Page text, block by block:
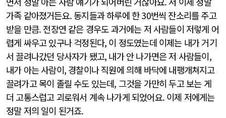
가족 같아졌거든요. 동지들과 하루에 한 30번씩 잔소리를 주고
받을 만큼. 전장연 같은 경우도 과거에는 저 사람들이 저렇게 어
렵게 싸우고 있구나 걱정된다, 이 정도였는데 이제는 내가 거기
서 끌려나갔던 당사자가 됐고, 내가 안 나가면은 저 사람들이,
내가 아는 사람이, 경찰이나 직원에 의해 바닥에 내팽개쳐지고
끌려가고 목이 졸릴 수도 있는데, 그것을 가만히 두고 보는 게
더 고통스럽고 괴로워서 계속 나가게 되었어요. 이제 저에게는
정말 저의 일이 된거죠.